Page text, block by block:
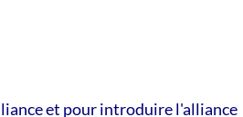
et pour introduire l'alliance